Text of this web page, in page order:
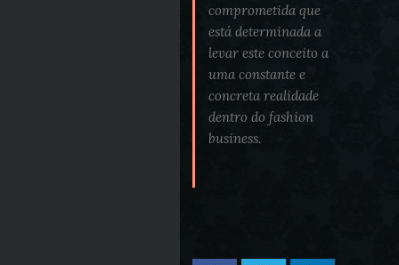
comprometida que
está determinada a
levar este conceito a
uma constante e
concreta realidade
dentro do fashion
business.